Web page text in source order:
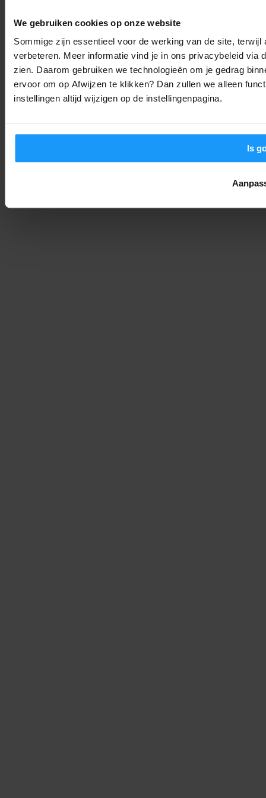
We gebruiken cookies op onze website
Sommige zijn essentieel voor de werking van de site,
verbeteren. Meer informatie vind je in ons privacybeleid via
zien. Daarom gebruiken we technologieën om je gedrag
ervoor om op Afwijzen te klikken? Dan zullen we alleen
instellingen altijd wijzigen op de instellingenpagina.
Is
nog wel verstandig?
Trends & Technologie Joshua - 8. augustus 2026
Bijna 6 op de 10 huizen slim in 2029: Dit zijn de smart home
trends voor 2026
Trends & Technologie